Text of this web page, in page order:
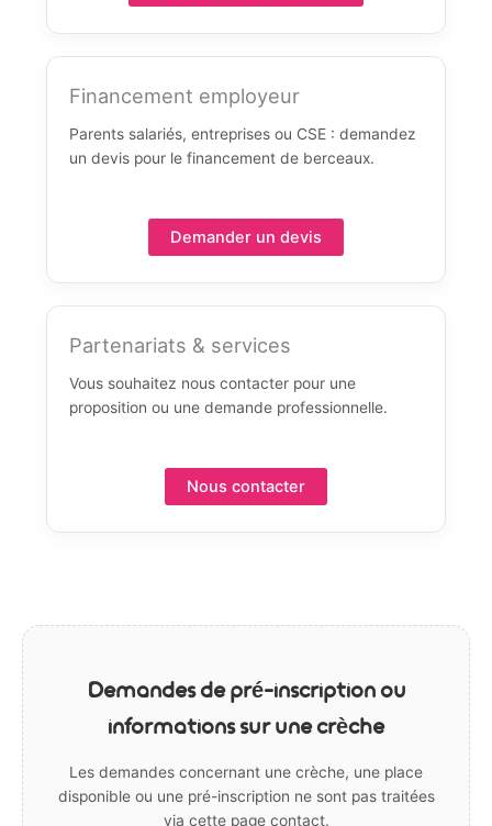
Financement employeur
Parents salariés, entreprises ou CSE : demandez
un devis pour le financement de berceaux.
Demander un devis
Partenariats & services
Vous souhaitez nous contacter pour une
proposition ou une demande professionnelle.
Nous contacter
Demandes de pré-inscription ou
informations sur une crèche
Les demandes concernant une crèche, une place
disponible ou une pré-inscription ne sont pas traitées
via cette page contact.